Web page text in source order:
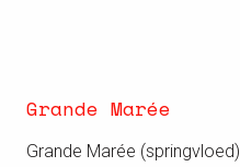
Grande Marée
Grande Marée